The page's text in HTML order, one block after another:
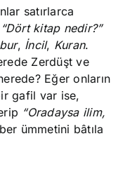
satırlarca
“Dört kitap nedir?”
, İncil, Kuran.
Zerdüşt ve
Eğer onların
gafil var ise,
“Oradaysa ilim,
ümmetini bâtıla